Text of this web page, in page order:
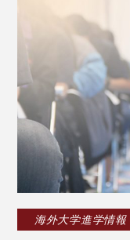
海外大学進学情報